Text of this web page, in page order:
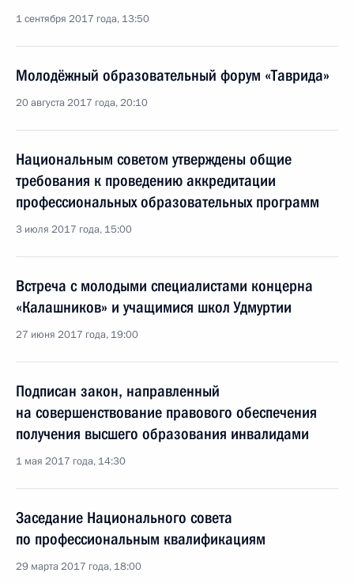
1 сентября 2017 года, 13:50
Молодёжный образовательный форум «Таврида»
20 августа 2017 года, 20:10
Национальным советом утверждены общие
требования к проведению аккредитации
профессиональных образовательных программ
3 июля 2017 года, 15:00
Встреча с молодыми специалистами концерна
«Калашников» и учащимися школ Удмуртии
27 июня 2017 года, 19:00
Подписан закон, направленный
на совершенствование правового обеспечения
получения высшего образования инвалидами
1 мая 2017 года, 14:30
Заседание Национального совета
по профессиональным квалификациям
29 марта 2017 года, 18:00